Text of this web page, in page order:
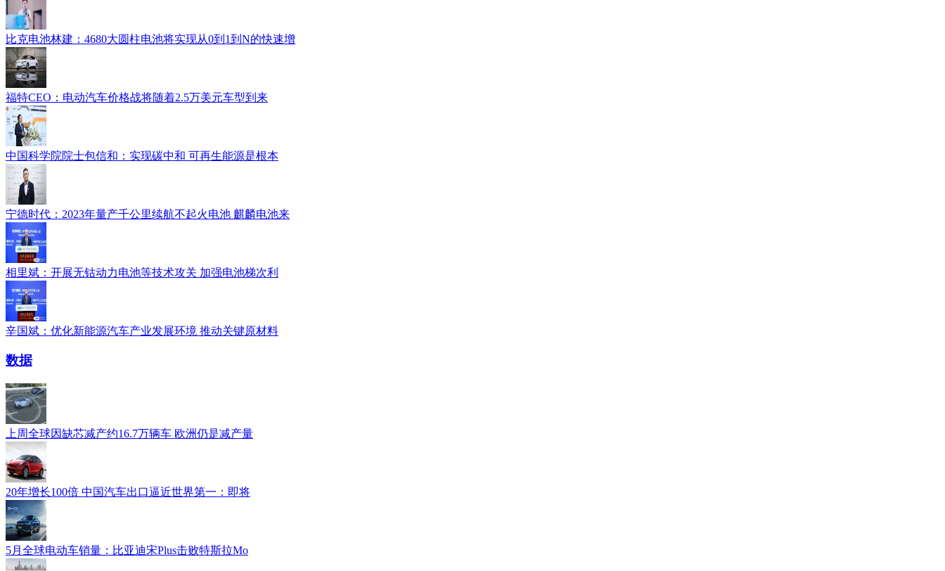
比克电池林建：4680大圆柱电池将实现从0到1到N的快速增
福特CEO：电动汽车价格战将随着2.5万美元车型到来
中国科学院院士包信和：实现碳中和 可再生能源是根本
宁德时代：2023年量产千公里续航不起火电池 麒麟电池来
相里斌：开展无钴动力电池等技术攻关 加强电池梯次利
辛国斌：优化新能源汽车产业发展环境 推动关键原材料
数据
上周全球因缺芯减产约16.7万辆车 欧洲仍是减产量
20年增长100倍 中国汽车出口逼近世界第一：即将
5月全球电动车销量：比亚迪宋Plus击败特斯拉Mo